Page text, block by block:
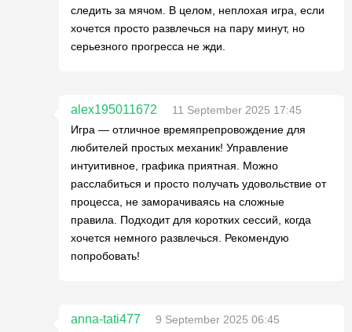
следить за мячом. В целом, неплохая игра, если
хочется просто развлечься на пару минут, но
серьезного прогресса не жди.
alex195011672
11 September 2025 17:45
Игра — отличное времяпрепровождение для
любителей простых механик! Управление
интуитивное, графика приятная. Можно
расслабиться и просто получать удовольствие от
процесса, не заморачиваясь на сложные
правила. Подходит для коротких сессий, когда
хочется немного развлечься. Рекомендую
попробовать!
anna-tati477
9 September 2025 06:45